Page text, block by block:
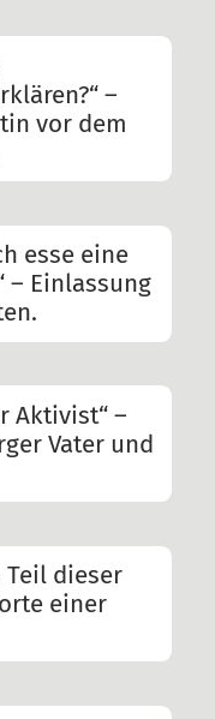
–
vor dem
esse eine
– Einlassung
Aktivist“ –
Vater und
Teil dieser
einer